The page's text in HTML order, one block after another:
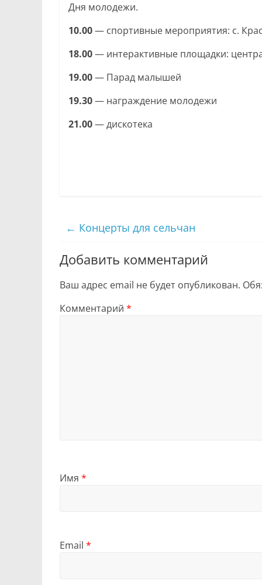
Дня молодежи.
10.00— спортивные мероприятия: с.
18.00— интерактивные площадки:
19.00— Парад малышей
19.30— награждение молодежи
21.00— дискотека
← Концерты для сельчан
Добавить комментарий
Ваш адрес email не будет опубликован.
Комментарий *
Имя *
Email *